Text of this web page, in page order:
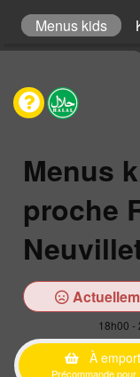
Menus kids
Menus
proche
18h00 -
À
Précommande pour